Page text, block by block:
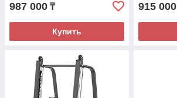
987 000 ₸
Купить
915 000